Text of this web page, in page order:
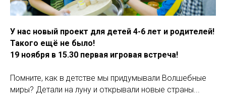
У нас новый проект для детей 4-6 лет и родителей!
Такого ещё не было!
19 ноября в 15.30 первая игровая встреча!
Помните, как в детстве мы придумывали Волшебные
миры? Детали на луну и открывали новые страны...